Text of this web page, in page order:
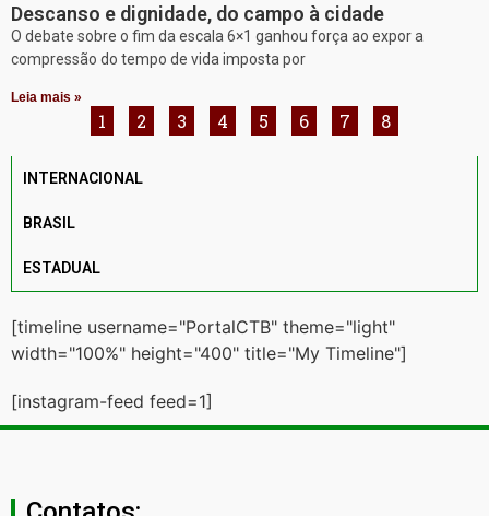
Descanso e dignidade, do campo à cidade
O debate sobre o fim da escala 6×1 ganhou força ao expor a
compressão do tempo de vida imposta por
Leia mais »
1 2 3 4 5 6 7 8
INTERNACIONAL
BRASIL
ESTADUAL
[timeline username="PortalCTB" theme="light"
width="100%" height="400" title="My Timeline"]
[instagram-feed feed=1]